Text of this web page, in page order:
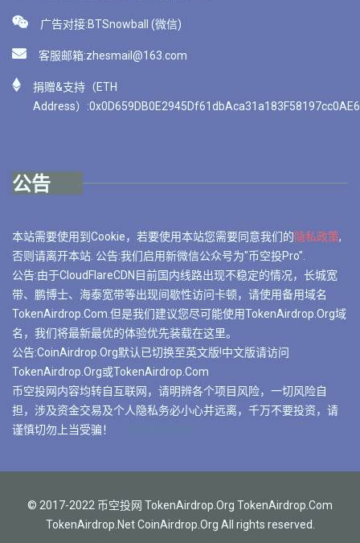
广告对接:BTSnowball (微信)
客服邮箱:zhesmail@163.com
捐赠&支持（ETH
Address）:0x0D659DB0E2945Df61dbAca31a183F58197cc0AE6
公告
本站需要使用到Cookie，若要使用本站您需要同意我们的隐私政策,
否则请离开本站. 公告:我们启用新微信公众号为"币空投Pro".
公告:由于CloudFlareCDN目前国内线路出现不稳定的情况，长城宽
带、鹏博士、海泰宽带等出现间歇性访问卡顿，请使用备用域名
TokenAirdrop.Com.但是我们建议您尽可能使用TokenAirdrop.Org域
名，我们将最新最优的体验优先装载在这里。
公告:CoinAirdrop.Org默认已切换至英文版!中文版请访问
TokenAirdrop.Org或TokenAirdrop.Com
币空投网内容均转自互联网，请明辨各个项目风险，一切风险自
担，涉及资金交易及个人隐私务必小心并远离，千万不要投资，请
谨慎切勿上当受骗！
© 2017-2022 币空投网 TokenAirdrop.Org TokenAirdrop.Com
TokenAirdrop.Net CoinAirdrop.Org All rights reserved.